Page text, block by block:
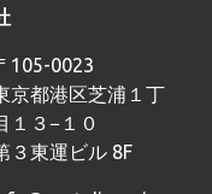
105-0023
京都港区芝浦１丁
１３−１０
３東運ビル 8F